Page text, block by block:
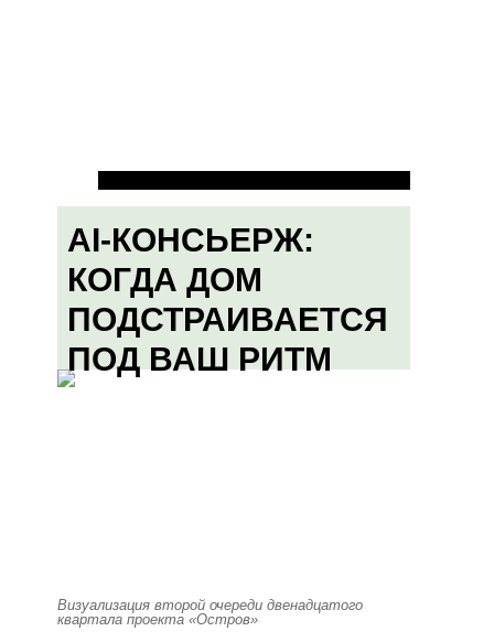
AI-КОНСЬЕРЖ:
КОГДА ДОМ
ПОДСТРАИВАЕТСЯ
ПОД ВАШ РИТМ
Визуализация второй очереди двенадцатого
квартала проекта «Остров»